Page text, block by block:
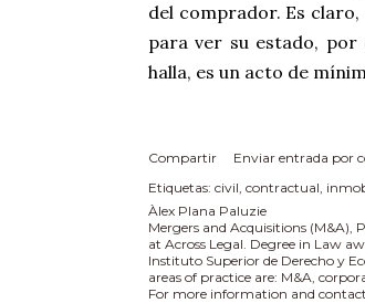
del comprador. Es claro,
para ver su estado, por
halla, es un acto de
Compartir
Enviar entrada por
Etiquetas: civil contractual
Àlex Plana Paluzie
Mergers and Acquisitions
at Across Legal. Degree in Law
Instituto Superior de Derecho y
areas of practice are: M&A,
For more information and